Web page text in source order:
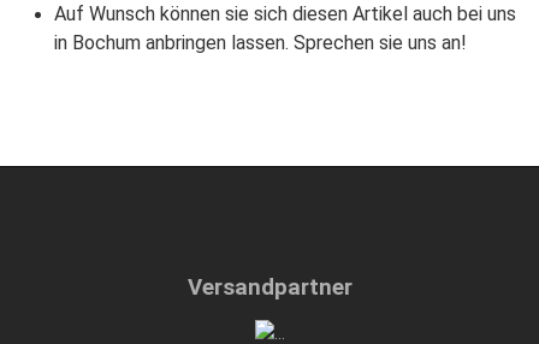
Auf Wunsch können sie sich diesen Artikel auch bei uns
in Bochum anbringen lassen. Sprechen sie uns an!
Versandpartner